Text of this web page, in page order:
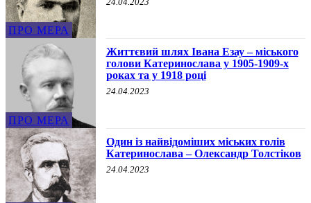
ПРО МЕРА
ПРО МЕРА
Життєвий шлях Івана Езау – міського
голови Катеринослава у 1905-1909-х
роках та у 1918 році
24.04.2023
Один із найвідоміших міських голів
Катеринослава – Олександр Толстіков
24.04.2023